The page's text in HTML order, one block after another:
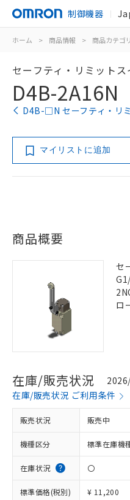
制御機器
ホーム > 商品情報 > 商品カテゴリ
セーフティ・リミットス
D4B-2A16N
D4B-□N セーフティ・リ
マイリストに追加
商品概要
セ
ロ
在庫/販売状況
在庫/販売状況 ご利用条件
販売状況 販売中
機種区分 標準在庫機
在庫状況 〇
標準価格(税別) ¥ 11,200